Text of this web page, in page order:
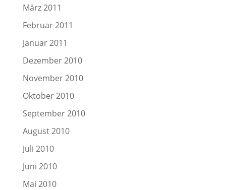
März 2011
Februar 2011
Januar 2011
Dezember 2010
November 2010
Oktober 2010
September 2010
August 2010
Juli 2010
Juni 2010
Mai 2010